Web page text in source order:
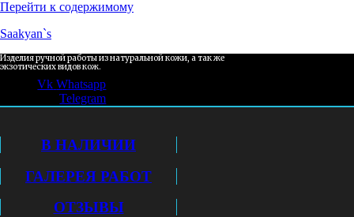
Перейти к содержимому
Saakyan`s
Изделия ручной работы из натуральной кожи, а так же
экзотических видов кож.
Vk Whatsapp
Telegram
В НАЛИЧИИ
ГАЛЕРЕЯ РАБОТ
ОТЗЫВЫ